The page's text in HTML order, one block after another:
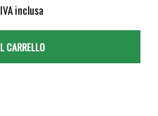
IVA inclusa